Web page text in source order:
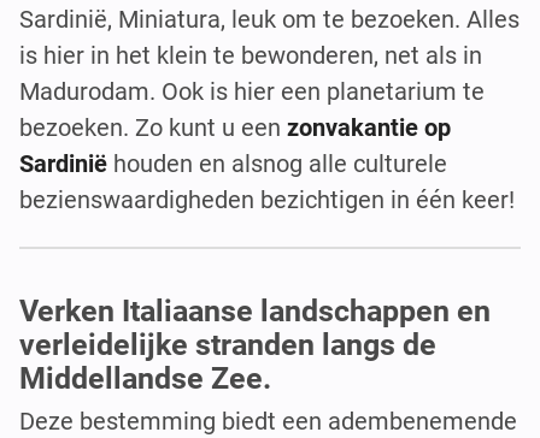
Sardinië, Miniatura, leuk om te bezoeken. Alles
is hier in het klein te bewonderen, net als in
Madurodam. Ook is hier een planetarium te
bezoeken. Zo kunt u een zonvakantie op
Sardinië houden en alsnog alle culturele
bezienswaardigheden bezichtigen in één keer!
Verken Italiaanse landschappen en
verleidelijke stranden langs de
Middellandse Zee.
Deze bestemming biedt een adembenemende